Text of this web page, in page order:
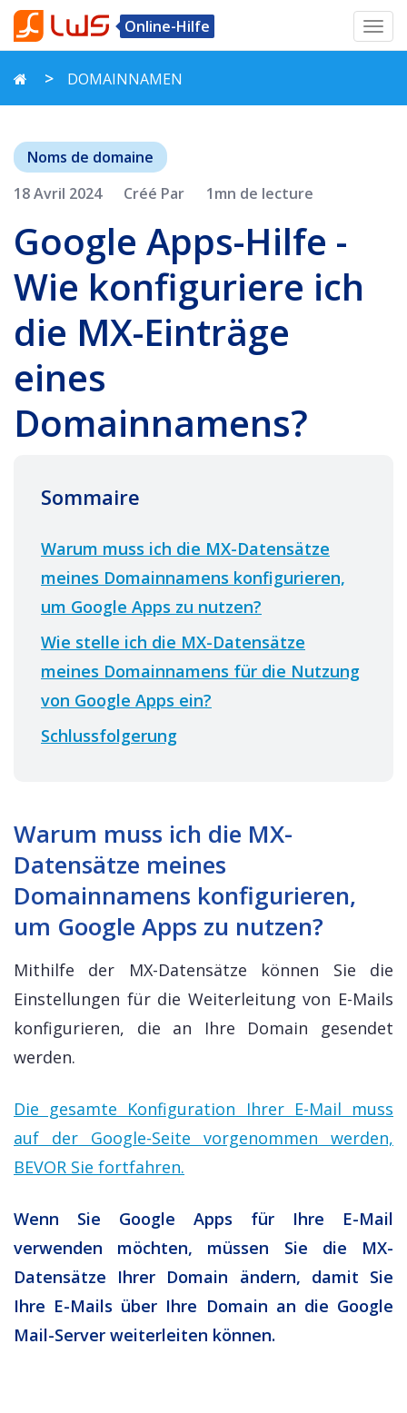
Online-Hilfe
DOMAINNAMEN
Noms de domaine
18 Avril 2024
Créé Par 1mn de lecture
Google Apps-Hilfe -
Wie konfiguriere ich
die MX-Einträge
eines
Domainnamens?
Sommaire
Warum muss ich die MX-Datensätze
meines Domainnamens konfigurieren,
um Google Apps zu nutzen?
Wie stelle ich die MX-Datensätze
meines Domainnamens für die Nutzung
von Google Apps ein?
Schlussfolgerung
Warum muss ich die MX-
Datensätze meines
Domainnamens konfigurieren,
um Google Apps zu nutzen?
Mithilfe der MX-Datensätze können Sie die
Einstellungen für die Weiterleitung von E-Mails
konfigurieren, die an Ihre Domain gesendet
werden.
Die gesamte Konfiguration Ihrer E-Mail muss
auf der Google-Seite vorgenommen werden,
BEVOR Sie fortfahren.
Wenn Sie Google Apps für Ihre E-Mail
verwenden möchten, müssen Sie die MX-
Datensätze Ihrer Domain ändern, damit Sie
Ihre E-Mails über Ihre Domain an die Google
Mail-Server weiterleiten können.